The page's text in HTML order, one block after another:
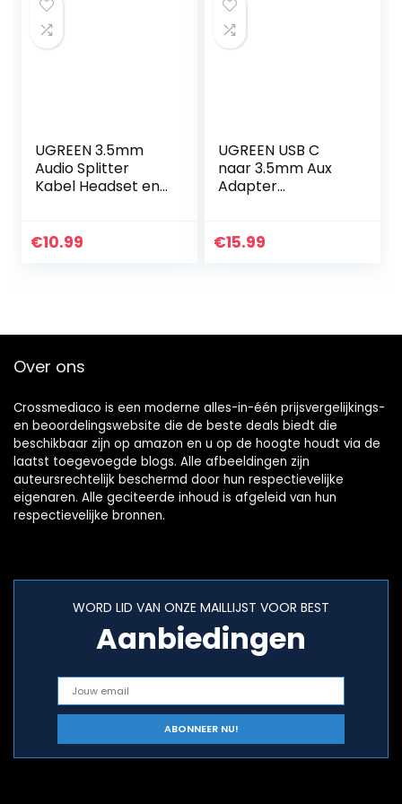
UGREEN 3.5mm
Audio Splitter
Kabel Headset en
met PS5/4 Switch
€10.99
UGREEN USB C
naar 3.5mm Aux
Adapter
S23+, S23, S22 iPad
€15.99
Over ons
Crossmediaco is een moderne alles-in-één prijsvergelijkings-
en beoordelingswebsite die de beste deals biedt die
beschikbaar zijn op amazon en u op de hoogte houdt via de
laatst toegevoegde blogs. Alle afbeeldingen zijn
auteursrechtelijk beschermd door hun respectievelijke
eigenaren. Alle geciteerde inhoud is afgeleid van hun
respectievelijke bronnen.
WORD LID VAN ONZE MAILLIJST VOOR BEST
Aanbiedingen